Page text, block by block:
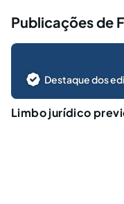
Publicações de
Destaque dos
Limbo jurídico